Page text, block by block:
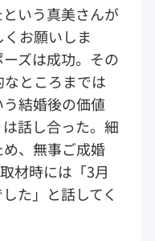
いう真美さんが
くお願いしま
ズは成功。その
ところまでは
結婚後の価値
話し合った。細
、無事ご成婚
材時には「3月
た」と話してく